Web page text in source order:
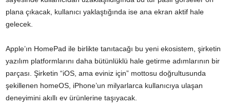
plana çıkacak, kullanıcı yaklaştığında ise ana ekran aktif hale
gelecek.
Apple’ın HomePad ile birlikte tanıtacağı bu yeni ekosistem, şirketin
yazılım platformlarını daha bütünlüklü hale getirme adımlarının bir
parçası. Şirketin “iOS, ama eviniz için” mottosu doğrultusunda
şekillenen homeOS, iPhone’un milyarlarca kullanıcıya ulaşan
deneyimini akıllı ev ürünlerine taşıyacak.